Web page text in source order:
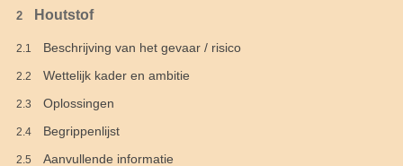
2 Houtstof
2.1 Beschrijving van het gevaar / risico
2.2 Wettelijk kader en ambitie
2.3 Oplossingen
2.4 Begrippenlijst
2.5 Aanvullende informatie